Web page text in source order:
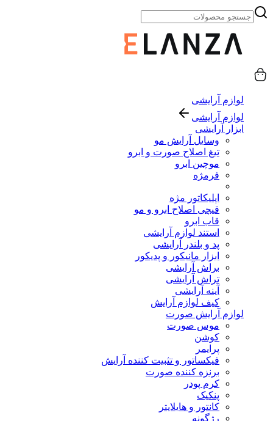
لوازم آرایشی
لوازم آرایشی
ابزار آرایشی
وسایل آرایش مو
تیغ اصلاح صورت و ابرو
موچین ابرو
فرمژه
اپلیکاتور مژه
قیچی اصلاح ابرو و مو
قاب ابرو
استند لوازم آرایشی
پد و بلندر آرایشی
ابزار مانیکور و پدیکور
براش آرایشی
تراش آرایشی
آینه آرایشی
کیف لوازم آرایش
لوازم آرایش صورت
موس صورت
کوشن
پرایمر
فیکساتور و تثبیت کننده آرایش
برنزه کننده صورت
کرم پودر
پنکیک
کانتور و هایلایتر
رژگونه